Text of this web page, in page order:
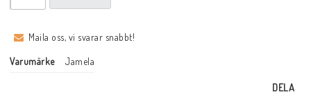
Maila oss, vi svarar snabbt!
Varumärke Jamela
DELA